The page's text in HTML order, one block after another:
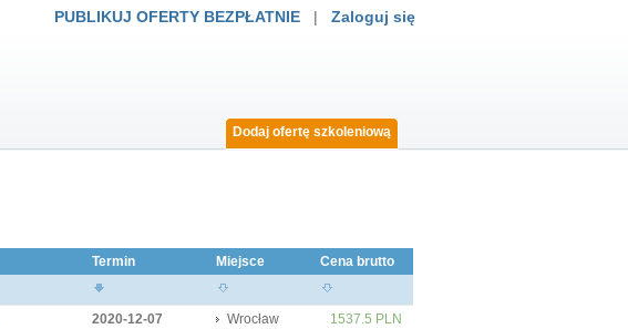
PUBLIKUJ OFERTY BEZPŁATNIE | Zaloguj się
Dodaj ofertę szkoleniową
Termin Miejsce Cena brutto
2020-12-07
Wrocław
1537.5 PLN